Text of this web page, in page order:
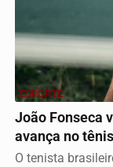
ESPORTE
João Fonseca
avança no tênis
O tenista